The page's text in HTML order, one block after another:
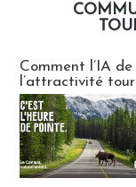
Comment l’IA
l’attractivité